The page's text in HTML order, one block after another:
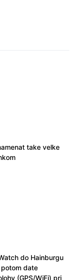
take velke
do Hainburgu
date
(GPS/WiFi) pri